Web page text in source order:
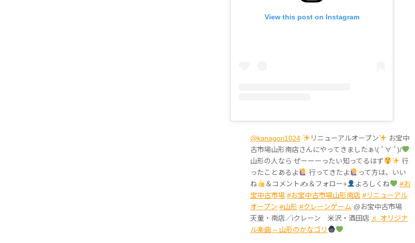
View this post on Instagram
@kanagori1024 リニューアルオープン
お宝中
古市場山形南店さんにやってきましたぁ\( ﾟ∀ ﾟ)/
山形の人なら ぜーーーったい知ってるはず
行
ったことあるよ
行ってきたよ
って方は、いい
ね
＆コメント✍ ＆フォロー+ よろしくね
#お
宝中古市場 #お宝中古市場山形南店 #リニューアル
オープン #山形 #クレーンゲーム @お宝中古市場
天童・南店／iクレーン 米沢・酒田店 ♬ オリジナ
ル楽曲 – 山形のかなゴリ